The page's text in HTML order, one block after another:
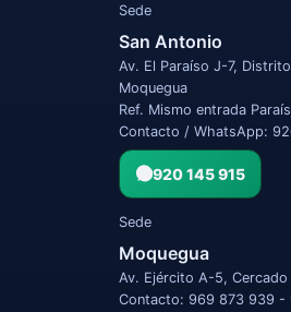
Sede
San Antonio
Av. El Paraíso J-7,
Moquegua
Ref. Mismo entrada
Contacto / WhatsApp:
920 145 915
Sede
Moquegua
Av. Ejército A-5, Cercado
Contacto: 969 873 939 -